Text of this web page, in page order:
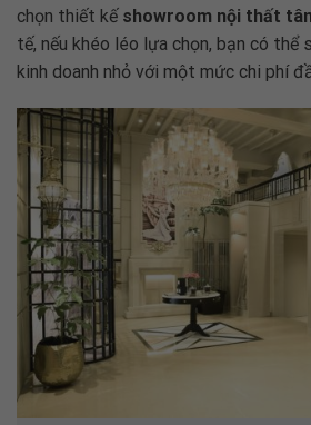
chọn thiết kế showroom nội thất
tế, nếu khéo léo lựa chọn, bạn có thể
kinh doanh nhỏ với một mức chi phí